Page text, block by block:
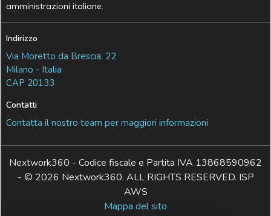
amministrazioni italiane.
Indirizzo
Via Moretto da Brescia, 22
Milano - Italia
CAP 20133
Contatti
Contatta il nostro team per maggiori informazioni
Nextwork360 - Codice fiscale e Partita IVA 13868590962
- © 2026 Nextwork360. ALL RIGHTS RESERVED. ISP
AWS
Mappa del sito